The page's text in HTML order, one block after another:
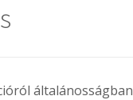
általánosságban